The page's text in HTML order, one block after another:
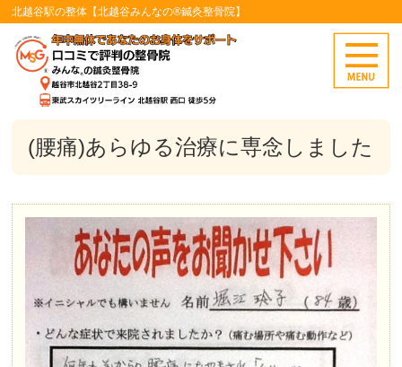
北越谷駅の整体【北越谷みんなの®鍼灸整骨院】
(腰痛)あらゆる治療に専念しました